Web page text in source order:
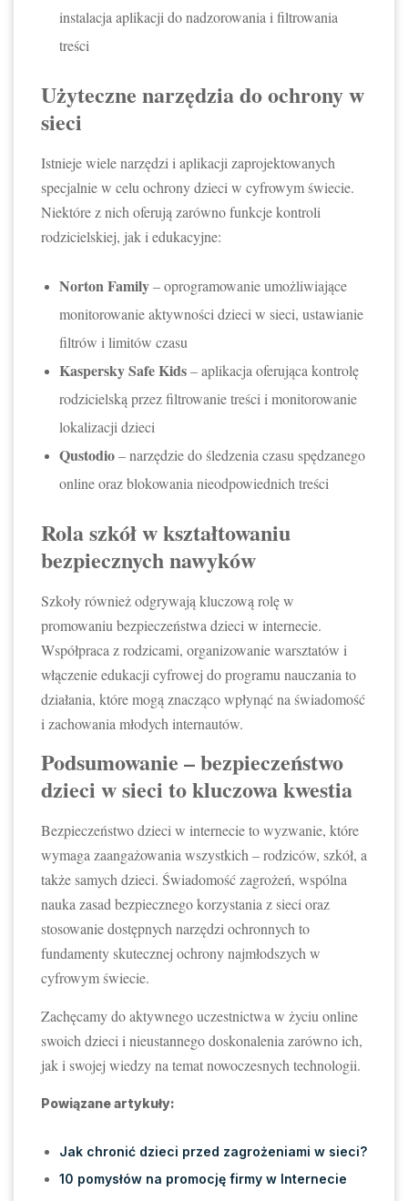
instalacja aplikacji do nadzorowania i filtrowania
treści
Użyteczne narzędzia do ochrony w
sieci
Istnieje wiele narzędzi i aplikacji zaprojektowanych
specjalnie w celu ochrony dzieci w cyfrowym świecie.
Niektóre z nich oferują zarówno funkcje kontroli
rodzicielskiej, jak i edukacyjne:
Norton Family– oprogramowanie umożliwiające
monitorowanie aktywności dzieci w sieci, ustawianie
filtrów i limitów czasu
Kaspersky Safe Kids– aplikacja oferująca kontrolę
rodzicielską przez filtrowanie treści i monitorowanie
lokalizacji dzieci
Qustodio– narzędzie do śledzenia czasu spędzanego
online oraz blokowania nieodpowiednich treści
Rola szkół w kształtowaniu
bezpiecznych nawyków
Szkoły również odgrywają kluczową rolę w
promowaniu bezpieczeństwa dzieci w internecie.
Współpraca z rodzicami, organizowanie warsztatów i
włączenie edukacji cyfrowej do programu nauczania to
działania, które mogą znacząco wpłynąć na świadomość
i zachowania młodych internautów.
Podsumowanie – bezpieczeństwo
dzieci w sieci to kluczowa kwestia
Bezpieczeństwo dzieci w internecie to wyzwanie, które
wymaga zaangażowania wszystkich – rodziców, szkół, a
także samych dzieci. Świadomość zagrożeń, wspólna
nauka zasad bezpiecznego korzystania z sieci oraz
stosowanie dostępnych narzędzi ochronnych to
fundamenty skutecznej ochrony najmłodszych w
cyfrowym świecie.
Zachęcamy do aktywnego uczestnictwa w życiu online
swoich dzieci i nieustannego doskonalenia zarówno ich,
jak i swojej wiedzy na temat nowoczesnych technologii.
Powiązane artykuły:
Jak chronić dzieci przed zagrożeniami w sieci?
10 pomysłów na promocję firmy w Internecie